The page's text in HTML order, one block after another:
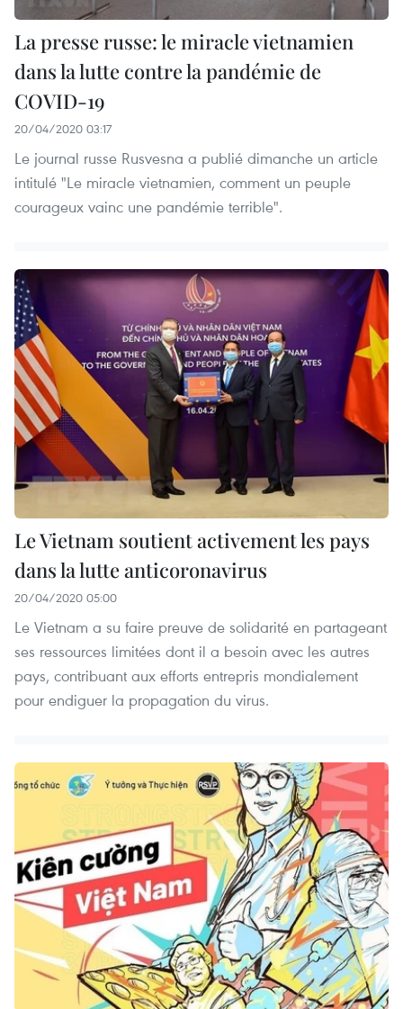
La presse russe: le miracle vietnamien
dans la lutte contre la pandémie de
COVID-19
20/04/2020 03:17
Le journal russe Rusvesna a publié dimanche un article
intitulé "Le miracle vietnamien, comment un peuple
courageux vainc une pandémie terrible".
Le Vietnam soutient activement les pays
dans la lutte anticoronavirus
20/04/2020 05:00
Le Vietnam a su faire preuve de solidarité en partageant
ses ressources limitées dont il a besoin avec les autres
pays, contribuant aux efforts entrepris mondialement
pour endiguer la propagation du virus.